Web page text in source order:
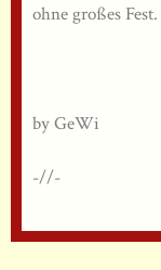
ohne großes Fest.
by GeWi
-//-